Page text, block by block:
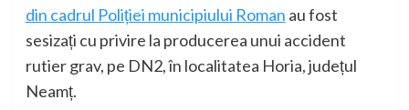
din cadrul Poliției municipiului Roman au fost
sesizați cu privire la producerea unui accident
rutier grav, pe DN2, în localitatea Horia, județul
Neamț.